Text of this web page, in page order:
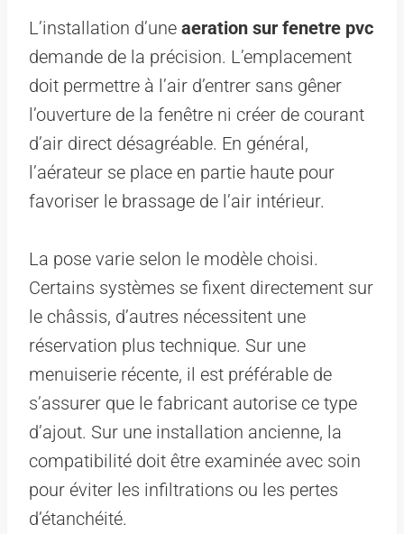
L’installation d’une aeration sur fenetre pvc
demande de la précision. L’emplacement
doit permettre à l’air d’entrer sans gêner
l’ouverture de la fenêtre ni créer de courant
d’air direct désagréable. En général,
l’aérateur se place en partie haute pour
favoriser le brassage de l’air intérieur.
La pose varie selon le modèle choisi.
Certains systèmes se fixent directement sur
le châssis, d’autres nécessitent une
réservation plus technique. Sur une
menuiserie récente, il est préférable de
s’assurer que le fabricant autorise ce type
d’ajout. Sur une installation ancienne, la
compatibilité doit être examinée avec soin
pour éviter les infiltrations ou les pertes
d’étanchéité.